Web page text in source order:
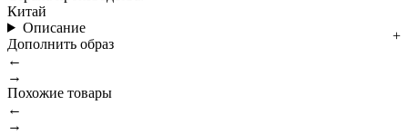
Китай
Описание
Дополнить образ
←
→
Похожие товары
←
→